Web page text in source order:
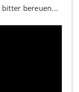
bereuen...